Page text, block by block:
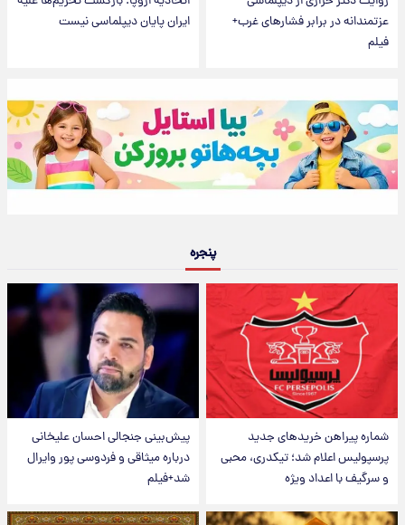
عزتمندانه در برابر فشارهای غرب+
فیلم
ایران پایان دیپلماسی نیست
پنجره
شماره پیراهن خریدهای جدید
پرسپولیس اعلام شد؛ تیکدری، محبی
و سرگیف با اعداد ویژه
پیش‌بینی جنجالی احسان علیخانی
درباره میثاقی و فردوسی پور وایرال
شد+فیلم